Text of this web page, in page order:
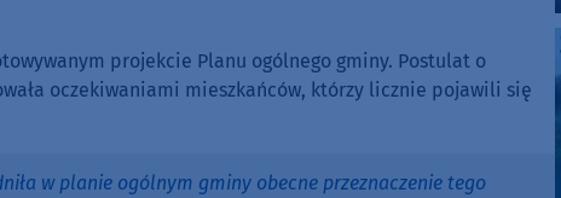
projekcie Planu ogólnego gminy. Postulat o
oczekiwaniami mieszkańców, którzy licznie pojawili się
w planie ogólnym gminy obecne przeznaczenie tego